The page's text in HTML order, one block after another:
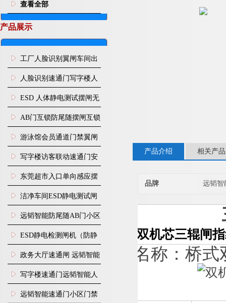
查看全部
产品展示
工厂人脸识别翼闸车间出
入口人行通道门禁
人脸识别速通门写字楼人
行通道闸门禁设备
ESD 人体静电测试摆闸无
尘车间防静电闸机
AB门互锁防尾随摆闸互锁
闸机
游泳馆会员通道门禁翼闸
写字楼访客联动速通门安
装
东莞超市入口单向感应摆
闸安装
洁净车间ESD静电测试闸
机
远韬智能防尾随AB门小区
门禁闸机安装
​ESD静电检测闸机（防静
电门禁通道系统）
政务大厅速通闸 远韬智能
防尾随静音速通门
写字楼速通门远韬智能人
脸识别快速通道闸
远韬智能速通门小区门禁
产品介绍 相关产品
品牌 远韬智
双机芯三辊闸
名称：